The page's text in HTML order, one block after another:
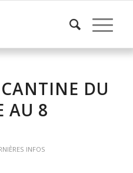
DU
AU 8
INFOS